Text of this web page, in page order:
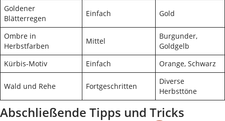
Goldener
Blätterregen
Einfach Gold
Ombre in
Herbstfarben
Mittel
Burgunder,
Goldgelb
Kürbis-Motiv
Einfach Orange, Schwarz
Wald und Rehe Fortgeschritten
Diverse
Herbsttöne
Abschließende Tipps und Tricks